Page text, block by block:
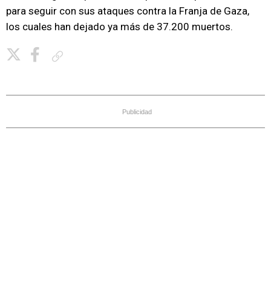
para seguir con sus ataques contra la Franja de Gaza,
los cuales han dejado ya más de 37.200 muertos.
Publicidad